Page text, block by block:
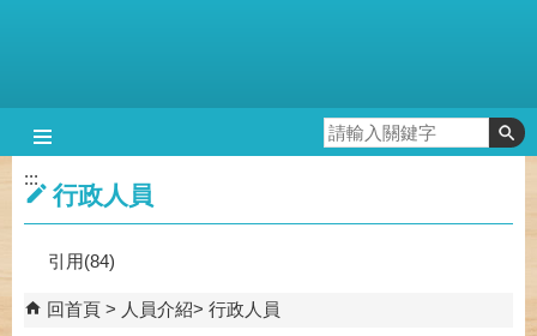
:::
行政人員
引用(84)
回首頁 人員介紹 行政人員